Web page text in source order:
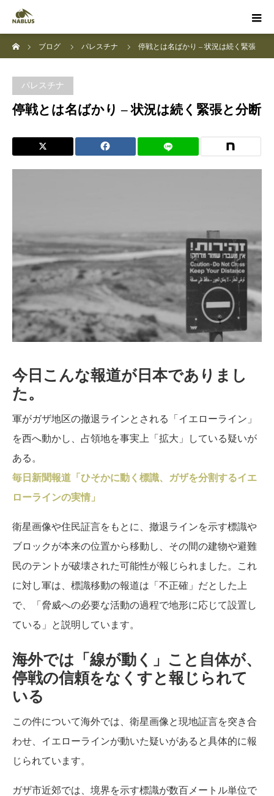
ブログ
パレスチナ 停戦とは名ばかり – 状況は続く緊張
パレスチナ
停戦とは名ばかり – 状況は続く緊張と分断
今日こんな報道が日本でありまし
た。
軍がガザ地区の撤退ラインとされる「イエローライン」
を西へ動かし、占領地を事実上「拡大」している疑いが
ある。
毎日新聞報道「ひそかに動く標識、ガザを分割するイエ
ローラインの実情」
衛星画像や住民証言をもとに、撤退ラインを示す標識や
ブロックが本来の位置から移動し、その間の建物や避難
民のテントが破壊された可能性が報じられました。これ
に対し軍は、標識移動の報道は「不正確」だとした上
で、「脅威への必要な活動の過程で地形に応じて設置し
ている」と説明しています。
海外では「線が動く」こと自体が、
停戦の信頼をなくすと報じられて
いる
この件について海外では、衛星画像と現地証言を突き合
わせ、イエローラインが動いた疑いがあると具体的に報
じられています。
ガザ市近郊では、境界を示す標識が数百メートル単位で